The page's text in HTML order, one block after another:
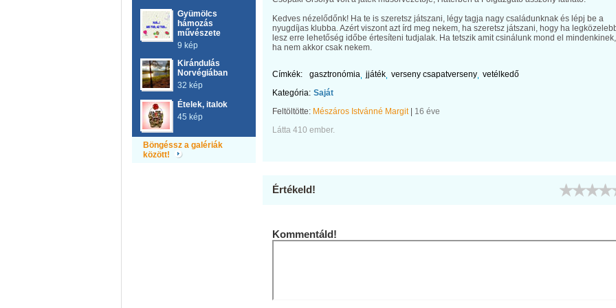
Gyümölcs
hámozás
művészete
9 kép
Kirándulás
Norvégiában
32 kép
Ételek, italok
45 kép
Böngéssz a galériák
között!
Kedves nézelődőnk! Ha te is szeretsz játszani, légy tagja nagy családunknak és lépj be a
nyugdíjas klubba. Azért viszont azt írd meg nekem, ha szeretsz játszani, hogy ha
lesz erre lehetőség időbe értesíteni tudjalak. Ha tetszik amit csinálunk mond el mindenkinek,
ha nem akkor csak nekem.
Címkék: gasztronómia jjáték verseny csapatverseny vetélkedő
Kategória: Saját
Feltöltötte: Mészáros Istvánné Margit| 16 éve
Látta 410 ember.
Értékeld!
Kommentáld!